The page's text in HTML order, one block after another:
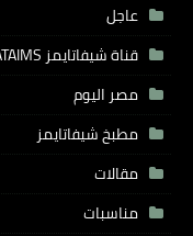
عاجل
قناة شيفاتايمز TV / SHEFATAIMS
مصر اليوم
مطبخ شيفاتايمز
مقالات
مناسبات